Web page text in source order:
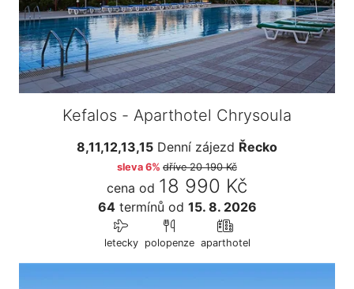
Kefalos - Aparthotel Chrysoula
8,11,12,13,15 Denní zájezd Řecko
sleva 6% dříve20 190 Kč
cena od 18 990 Kč
64termínů od 15. 8. 2026
letecky polopenze aparthotel